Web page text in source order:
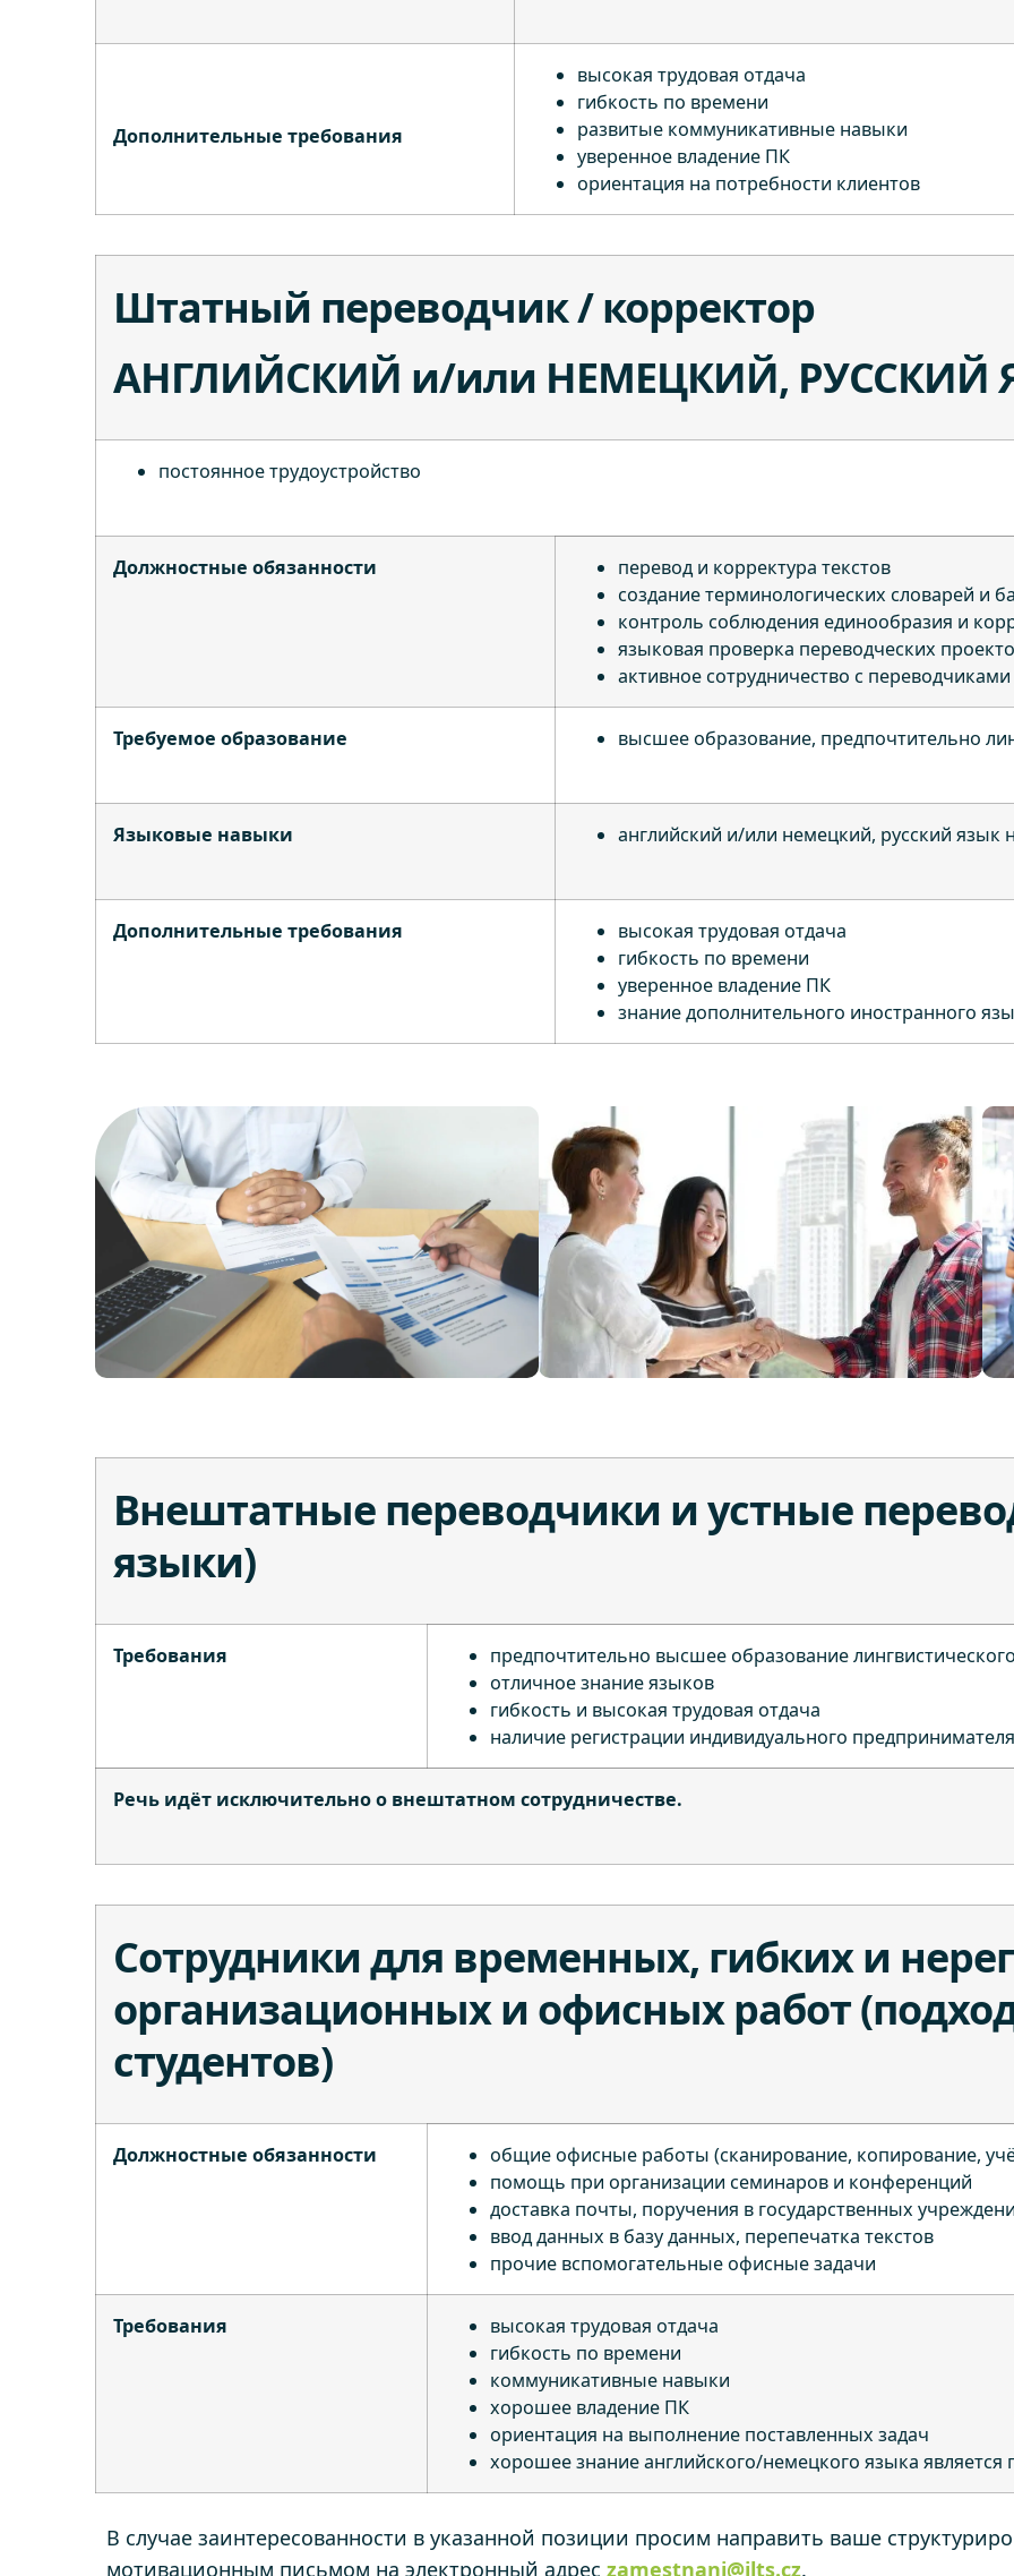
Дополнительные требования
высокая трудовая отдача
гибкость по времени
развитые коммуникативные навыки
уверенное владение ПК
ориентация на потребности клиентов
Штатный переводчик / корректор
АНГЛИЙСКИЙ и/или НЕМЕЦКИЙ, РУССКИЙ
постоянное трудоустройство
Должностные обязанности
перевод и корректура текстов
создание терминологических словарей и
контроль соблюдения единообразия и
языковая проверка переводческих
активное сотрудничество с
Требуемое образование высшее образование, предпочтительно
Языковые навыки английский и/или немецкий, русский язык
Дополнительные требования
высокая трудовая отдача
гибкость по времени
уверенное владение ПК
знание дополнительного иностранного
Внештатные переводчики и устные
языки)
Требования
предпочтительно высшее образование
отличное знание языков
гибкость и высокая трудовая отдача
наличие регистрации индивидуального предпринимателя
Речь идёт исключительно о внештатном сотрудничестве.
Сотрудники для временных, гибких и
организационных и офисных работ
студентов)
Должностные обязанности
общие офисные работы (сканирование, копирование,
помощь при организации семинаров и конференций
доставка почты, поручения в государственных
ввод данных в базу данных, перепечатка текстов
прочие вспомогательные офисные задачи
Требования
высокая трудовая отдача
гибкость по времени
коммуникативные навыки
хорошее владение ПК
ориентация на выполнение поставленных задач
хорошее знание английского/немецкого языка
В случае заинтересованности в указанной позиции просим направить ваше
мотивационным письмом на электронный адрес zamestnani@ilts.cz.